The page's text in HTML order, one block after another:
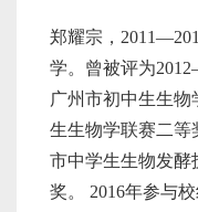
郑耀宗，
学。曾被评为
广州市初中生生物
生生物学联赛二等
市中学生生物发酵
奖。 2016年参与